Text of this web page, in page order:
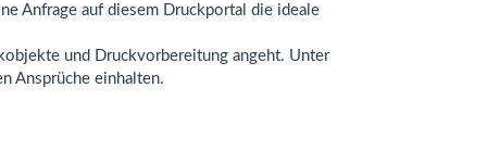
Anfrage auf diesem Druckportal die ideale
und Druckvorbereitung angeht. Unter
Ansprüche einhalten.